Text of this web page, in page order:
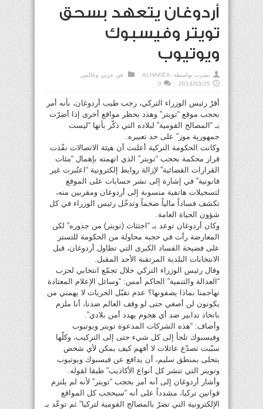
أردوغان يتعهد بسحق
تويتر وفيسبوك
ويوتيوب
نشرت بواسطة: ALHAKEA في عربي وعالمي
2014/03/25
0
أقرّ رئيس الوزراء التركي، رجب طيب أردوغان، بأنه أمر
بحجب موقع “تويتر” وهدد بحظر مواقع أخرى إذا أضرّت
بـ “المصالح القومية” لبلاده التي ذكّر بأنها “ليست
جمهورية موز” على حد تعبيره.
وكانت الحكومة التركية أعلنت أن هيئة الاتصالات نفّذت
قرار محكمة بحجب “تويتر” الذي اتهمته بإهمال “مئات
القرارات القضائية” لإزالة روابط إلكترونية “اعتُبرت غير
قانونية” في إشارة إلى نشر حسابات على الموقع
لتسجيلات هاتفية منسوبة إلى أردوغان ومقربين منه،
تكشف فساداً مالياً ضخماً وتدخّل رئيس الوزراء في كل
شؤون الحياة العامة.
وكان أردوغان توعد بـ “اجتثاث (تويتر) من جذوره” لكن
المعارضة رأت في حجبه محاولة من الحكومة للتستر
على فضيحة الفساد الكبرى التي تطاول أردوغان، قبل
الانتخابات البلدية المرتقبة الأحد المقبل.
وقال رئيس الوزراء التركي خلال تجمّع انتخابي لحزب
“العدالة والتنمية” الحاكم أمس: “وسائل الإعلام المعتادة
تهاجمنا بماذا يصفونها؟ عدم تقبّل الحريات لا يهمني من
يكونون لن أصغي حتى لو وقف العالم ضدنا، أنا ملزم
باتخاذ تدابير ضد أي هجوم يهدد أمن بلادي”.
وأضاف: “هذه الشركات المدعوة تويتر ويوتيوب
وفيسبوك تلجأ إلى كل شيء حتى إلى التركيب، وكلّها
سبّبت تصدّع عائلات لا أفهم كيف يمكن لأي شخص
يتحلى بمنطق سليم، أن يدافع عن فيسبوك ويوتيوب
وتويتر التي تنشر كل أنواع الأكاذيب” طبقا لقوله.
وأشار أردوغان إلى أنه أمر بحجب “تويتر” لأنه لم يلتزم
قوانين تركيا، مشدداً على أنه “سيحجب كل المواقع
الإلكترونية التي تضرّ بالمصالح القومية لتركيا” ثم توعّد بـ